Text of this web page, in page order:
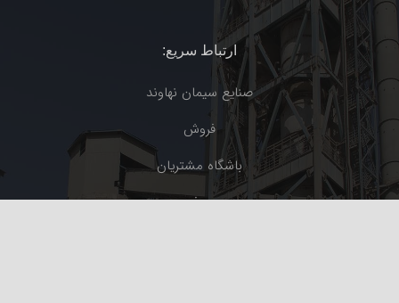
ارتباط سریع:
صنایع سیمان نهاوند
فروش
باشگاه مشتریان
معرفی